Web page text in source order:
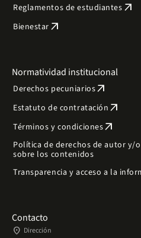
Reglamentos de estudiantes arrow_outward
Bienestar arrow_outward
Normatividad institucional
Derechos pecuniariosarrow_outward
Estatuto de contratación arrow_outward
Términos y condicionesarrow_outward
Política de derechos de autor y/
sobre los contenidos
Transparencia y acceso a la
Contacto
place Dirección